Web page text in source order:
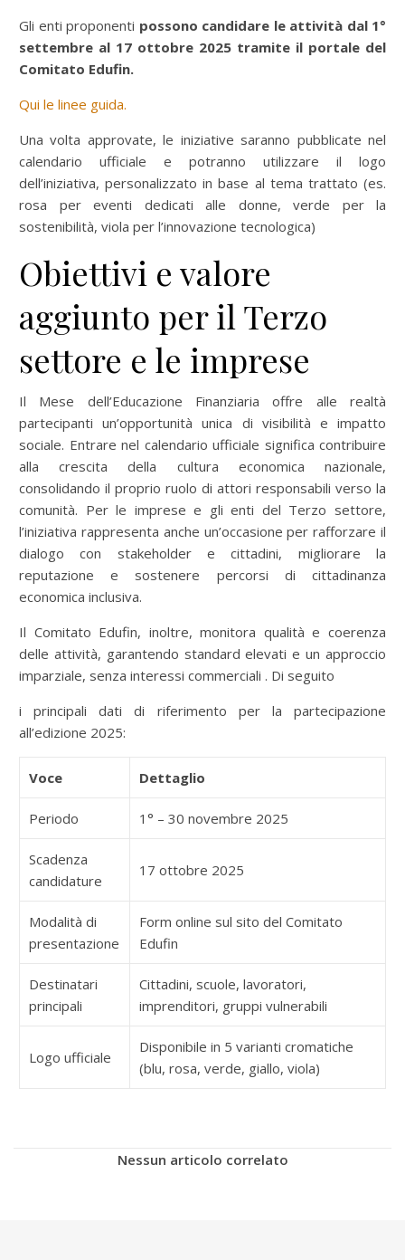
Gli enti proponenti possono candidare le attività dal 1°
settembre al 17 ottobre 2025 tramite il portale del
Comitato Edufin.
Qui le linee guida.
Una volta approvate, le iniziative saranno pubblicate nel
calendario ufficiale e potranno utilizzare il logo
dell’iniziativa, personalizzato in base al tema trattato (es.
rosa per eventi dedicati alle donne, verde per la
sostenibilità, viola per l’innovazione tecnologica)
Obiettivi e valore
aggiunto per il Terzo
settore e le imprese
Il Mese dell’Educazione Finanziaria offre alle realtà
partecipanti un’opportunità unica di visibilità e impatto
sociale. Entrare nel calendario ufficiale significa contribuire
alla crescita della cultura economica nazionale,
consolidando il proprio ruolo di attori responsabili verso la
comunità. Per le imprese e gli enti del Terzo settore,
l’iniziativa rappresenta anche un’occasione per rafforzare il
dialogo con stakeholder e cittadini, migliorare la
reputazione e sostenere percorsi di cittadinanza
economica inclusiva.
Il Comitato Edufin, inoltre, monitora qualità e coerenza
delle attività, garantendo standard elevati e un approccio
imparziale, senza interessi commerciali . Di seguito
i principali dati di riferimento per la partecipazione
all’edizione 2025:
Voce Dettaglio
Periodo 1° – 30 novembre 2025
Scadenza
candidature
17 ottobre 2025
Modalità di
presentazione
Form online sul sito del Comitato
Edufin
Destinatari
principali
Cittadini, scuole, lavoratori,
imprenditori, gruppi vulnerabili
Logo ufficiale
Disponibile in 5 varianti cromatiche
(blu, rosa, verde, giallo, viola)
Nessun articolo correlato